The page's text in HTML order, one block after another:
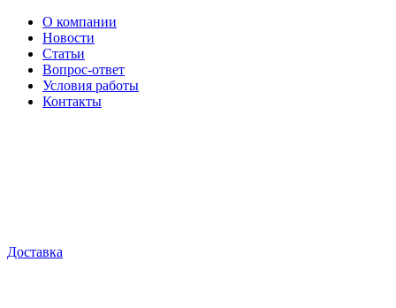
О компании
Новости
Статьи
Вопрос-ответ
Условия работы
Контакты
Доставка